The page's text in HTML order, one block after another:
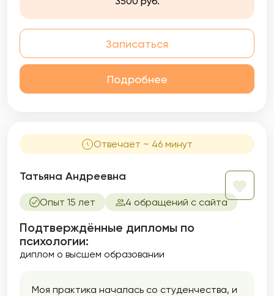
Записаться
Подробнее
Отвечает ~ 46 минут
Татьяна Андреевна
Опыт 15 лет 4 обращений с сайта
Подтверждённые дипломы по
психологии:
диплом о высшем образовании
Моя практика началась со студенчества, и